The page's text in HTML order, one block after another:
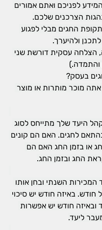
לפניכם ואתם אמורים
הצרכנים שלכם.
החגים מבלי לפגוע
ולהיערך.
הצלחה עסקית דורשת שני
והתמדה.)
בעסק?
אתה מוכר מותרות או מוצר
קהל היעד שלך מתייחס לסוג
לחגים. האם הם קונים
או בזמן החג האם הם
החג ובזמן החג.
המכירות השנתי ובחן אותו
חודש. באיזה חודש יש סיכוי
ובאיזה חודש יש אפשרות
ליעד.